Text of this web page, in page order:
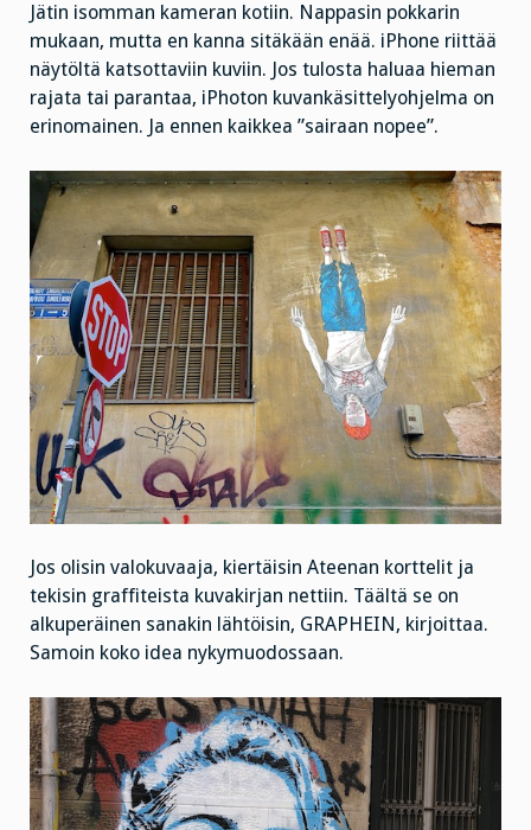
Jätin isomman kameran kotiin. Nappasin pokkarin
mukaan, mutta en kanna sitäkään enää. iPhone riittää
näytöltä katsottaviin kuviin. Jos tulosta haluaa hieman
rajata tai parantaa, iPhoton kuvankäsittelyohjelma on
erinomainen. Ja ennen kaikkea ”sairaan nopee”.
Jos olisin valokuvaaja, kiertäisin Ateenan korttelit ja
tekisin graffiteista kuvakirjan nettiin. Täältä se on
alkuperäinen sanakin lähtöisin, GRAPHEIN, kirjoittaa.
Samoin koko idea nykymuodossaan.